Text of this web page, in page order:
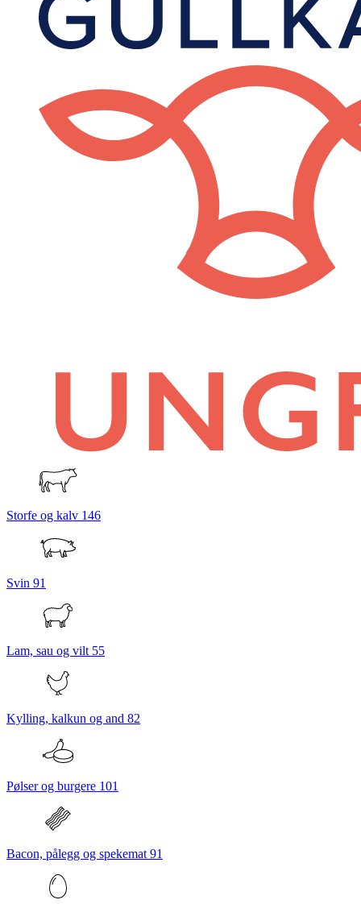
Storfe og kalv 146
Svin 91
Lam, sau og vilt 55
Kylling, kalkun og and 82
Pølser og burgere 101
Bacon, pålegg og spekemat 91